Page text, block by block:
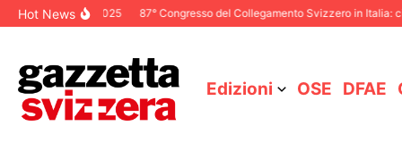
Salta al contenuto
Hot News
Dicembre 2025 87° Congresso del Collegamento Svizzero in Italia: ci
Edizioni OSE DFAE